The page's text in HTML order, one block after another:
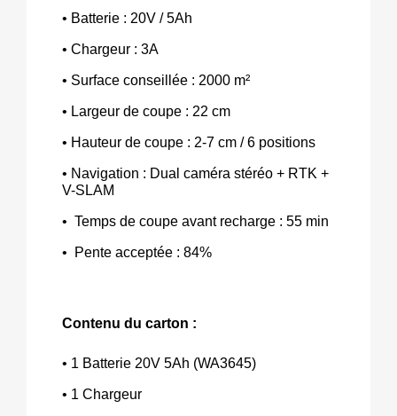
• Batterie : 20V / 5Ah
• Chargeur : 3A
• Surface conseillée : 2000 m²
• Largeur de coupe : 22 cm
• Hauteur de coupe : 2-7 cm / 6 positions
• Navigation : Dual caméra stéréo + RTK +
V-SLAM
• Temps de coupe avant recharge : 55 min
• Pente acceptée : 84%
Contenu du carton :
• 1 Batterie 20V 5Ah (WA3645)
• 1 Chargeur